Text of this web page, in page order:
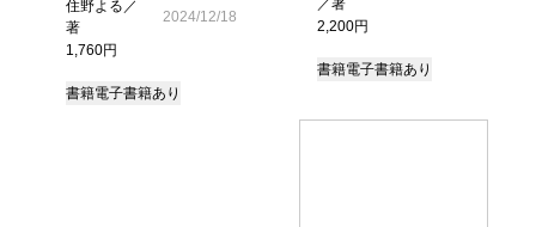
住野よる／
著
1,760円
2024/12/18
書籍電子書籍あり
／著
2,200円
書籍電子書籍あり